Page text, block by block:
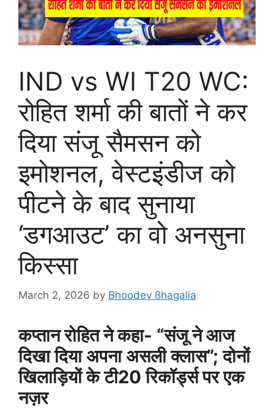
IND vs WI T20 WC:
रोहित शर्मा की बातों ने कर
दिया संजू सैमसन को
इमोशनल, वेस्टइंडीज को
पीटने के बाद सुनाया
‘डगआउट’ का वो अनसुना
किस्सा
March 2, 2026 by Bhoodev ßhagalia
कप्तान रोहित ने कहा- “संजू ने आज
दिखा दिया अपना असली क्लास”; दोनों
खिलाड़ियों के टी20 रिकॉर्ड्स पर एक
नज़र